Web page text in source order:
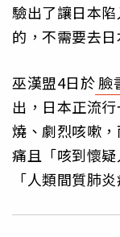
驗出了讓日本
的，不需要去日
巫漢盟4日於臉
出，日本正流
燒、劇烈咳嗽
痛且「咳到懷
「人類間質肺